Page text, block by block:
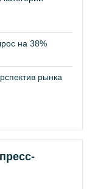
на 38%
рынка